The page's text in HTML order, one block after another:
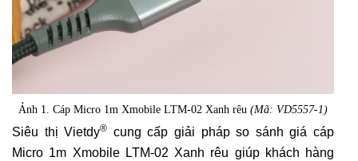
Ảnh 1. Cáp Micro 1m Xmobile LTM-02 Xanh rêu (Mã: VD5557-1)
Siêu thị Vietdy® cung cấp giải pháp so sánh giá cáp
Micro 1m Xmobile LTM-02 Xanh rêu giúp khách hàng